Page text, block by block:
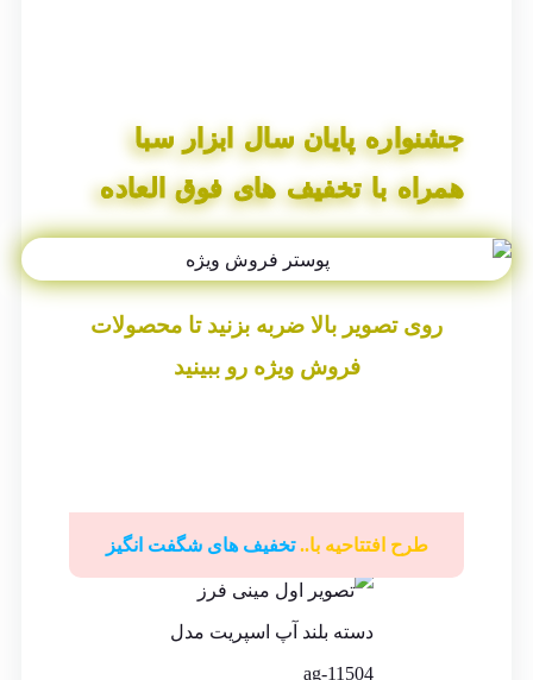
جشنواره پایان سال ابزار سبا
همراه با تخفیف های فوق العاده
روی تصویر بالا ضربه بزنید تا محصولات
فروش ویژه رو ببینید
طرح افتتاحیه با.. تخفیف های شگفت انگیز